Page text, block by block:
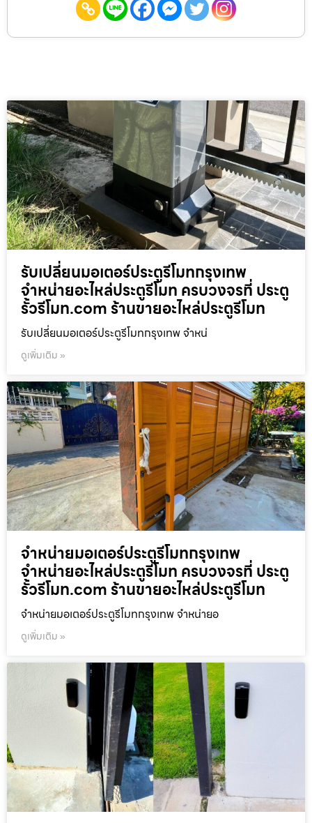
รับเปลี่ยนมอเตอร์ประตูรีโมทกรุงเทพ
จำหน่ายอะไหล่ประตูรีโมท ครบวงจรที่ ประตู
รั้วรีโมท.com ร้านขายอะไหล่ประตูรีโมท
รับเปลี่ยนมอเตอร์ประตูรีโมทกรุงเทพ จำหน่
ดูเพิ่มเติม »
จำหน่ายมอเตอร์ประตูรีโมทกรุงเทพ
จำหน่ายอะไหล่ประตูรีโมท ครบวงจรที่ ประตู
รั้วรีโมท.com ร้านขายอะไหล่ประตูรีโมท
จำหน่ายมอเตอร์ประตูรีโมทกรุงเทพ จำหน่ายอ
ดูเพิ่มเติม »